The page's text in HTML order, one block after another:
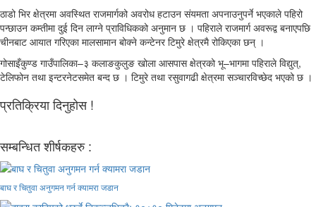
ठाडो भिर क्षेत्रमा अवस्थित राजमार्गको अवरोध हटाउन संयमता अपनाउनुपर्ने भएकाले पहिरो
पन्छाउन कम्तीमा दुई दिन लाग्ने प्राविधिकको अनुमान छ । पहिराले राजमार्ग अवरूद्व बनाएपछि
चीनबाट आयात गरिएका मालसामान बोक्ने कन्टेनर टिमुरे क्षेत्रमै रोकिएका छन् ।
गोसाइँकुण्ड गाउँपालिका–३ कलाङकुलुङ खोला आसपास क्षेत्रको भू–भागमा पहिराले विद्युत्,
टेलिफोन तथा इन्टरनेटसमेत बन्द छ । टिमुरे तथा रसुवागढी क्षेत्रमा सञ्चारविच्छेद भएको छ ।
प्रतिक्रिया दिनुहोस !
सम्बन्धित शीर्षकहरु :
बाघ र चितुवा अनुगमन गर्न क्यामरा जडान